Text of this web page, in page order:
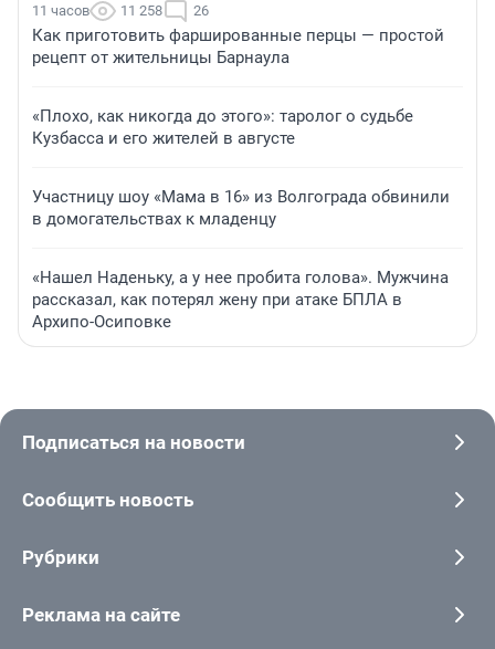
11 часов 11 258 26
Как приготовить фаршированные перцы — простой
рецепт от жительницы Барнаула
«Плохо, как никогда до этого»: таролог о судьбе
Кузбасса и его жителей в августе
Участницу шоу «Мама в 16» из Волгограда обвинили
в домогательствах к младенцу
«Нашел Наденьку, а у нее пробита голова». Мужчина
рассказал, как потерял жену при атаке БПЛА в
Архипо-Осиповке
Подписаться на новости
Сообщить новость
Рубрики
Реклама на сайте